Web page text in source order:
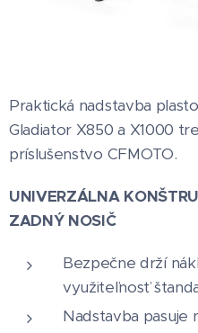
Praktická nadstavba
Gladiator X850 a X1000
príslušenstvo CFMOTO.
UNIVERZÁLNA
ZADNÝ NOSIČ
Bezpečne drží
využiteľnosť
Nadstavba pasuje